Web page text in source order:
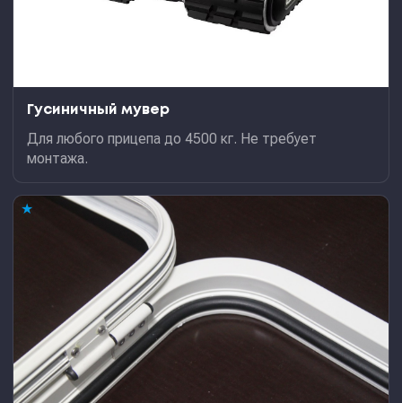
Гусиничный мувер
Для любого прицепа до 4500 кг. Не требует
монтажа.
★